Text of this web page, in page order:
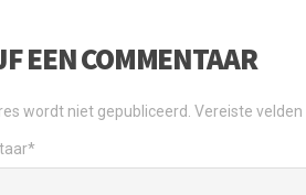
EEN COMMENTAAR
wordt niet gepubliceerd. Vereiste
*